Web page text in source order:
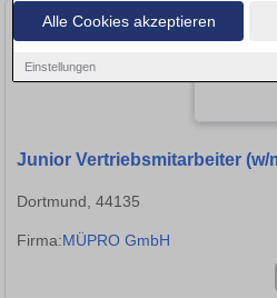
Alle Cookies akzeptieren
Einstellungen
Junior Vertriebsmitarbeiter (w/
Dortmund, 44135
Firma:MÜPRO GmbH